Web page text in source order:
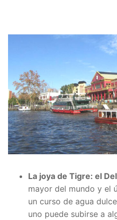
La joya de Tigre: el
mayor del mundo y el
un curso de agua
uno puede subirse a